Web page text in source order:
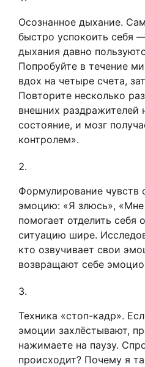
Осознанное дыхание.
быстро успокоить себя
дыхания давно
Попробуйте в течение
вдох на четыре счета,
Повторите несколько
внешних раздражителей
состояние, и мозг
контролем».
Формулирование чувств
эмоцию: «Я злюсь», «Мне
помогает отделить себя
ситуацию шире.
кто озвучивает свои
возвращают себе
Техника «стоп-кадр».
эмоции захлёстывают,
нажимаете на паузу.
происходит? Почему я